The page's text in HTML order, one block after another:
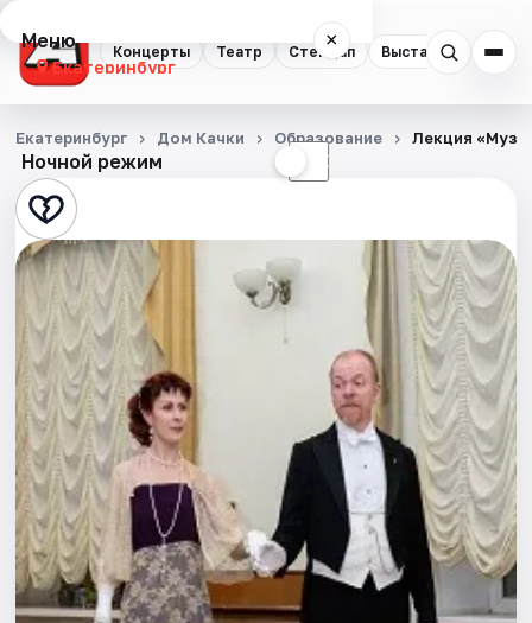
Концерты Театр Стендап Выставки
Меню ×
Екатеринбург
Концерты
Театр
Стендап
Выставки
Квесты
Экскурсии
Спорт
События
Города
Ночной режим ☾
Екатеринбург Дом Качки Образование Лекция